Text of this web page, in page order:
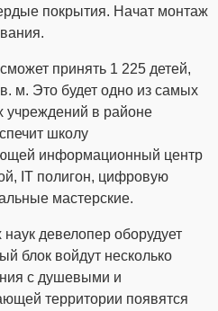
покрытия. Начат монтаж
принять 1 225 детей,
м. Это будет одно из самых
учреждений в районе
школу
информационный центр
IT полигон, цифровую
мастерские.
девелопер оборудует
блок войдут несколько
с душевыми и
территории появятся